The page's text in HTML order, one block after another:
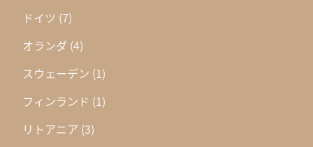
ドイツ (7)
オランダ (4)
スウェーデン (1)
フィンランド (1)
リトアニア (3)